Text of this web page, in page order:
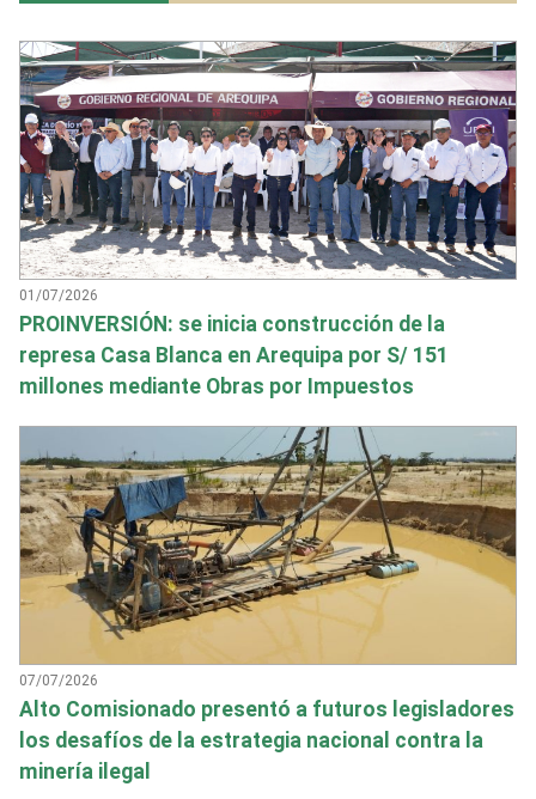
01/07/2026
PROINVERSIÓN: se inicia construcción de la
represa Casa Blanca en Arequipa por S/ 151
millones mediante Obras por Impuestos
07/07/2026
Alto Comisionado presentó a futuros legisladores
los desafíos de la estrategia nacional contra la
minería ilegal